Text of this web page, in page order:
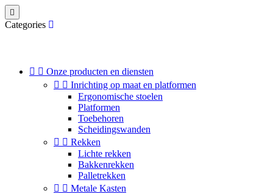

Categories
  Onze producten en diensten
  Inrichting op maat en platformen
Ergonomische stoelen
Platformen
Toebehoren
Scheidingswanden
  Rekken
Lichte rekken
Bakkenrekken
Palletrekken
  Metale Kasten